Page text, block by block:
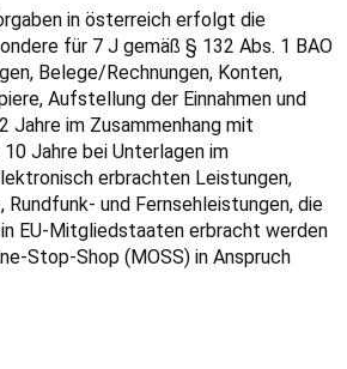
in österreich erfolgt die
für 7 J gemäß § 132 Abs. 1 BAO
Belege/Rechnungen, Konten,
Aufstellung der Einnahmen und
Jahre im Zusammenhang mit
Jahre bei Unterlagen im
erbrachten Leistungen,
Rundfunk- und Fernsehleistungen, die
EU-Mitgliedstaaten erbracht werden
Stop-Shop (MOSS) in Anspruch